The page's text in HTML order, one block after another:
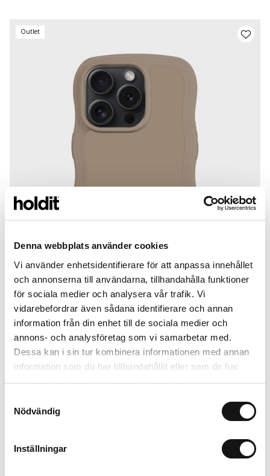
Denna webbplats använder cookies
Vi använder enhetsidentifierare för att anpassa innehållet
och annonserna till användarna, tillhandahålla funktioner
för sociala medier och analysera vår trafik. Vi
vidarebefordrar även sådana identifierare och annan
information från din enhet till de sociala medier och
annons- och analysföretag som vi samarbetar med.
Dessa kan i sin tur kombinera informationen med annan
information som du har tillhandahållit eller som de har
samlat in när du har använt deras tjänster.
Nödvändig
Inställningar
Outlet
Wavy Case
Mocha Brown
iPhone 14 Pro Max +Flere modeller
+
Outlet